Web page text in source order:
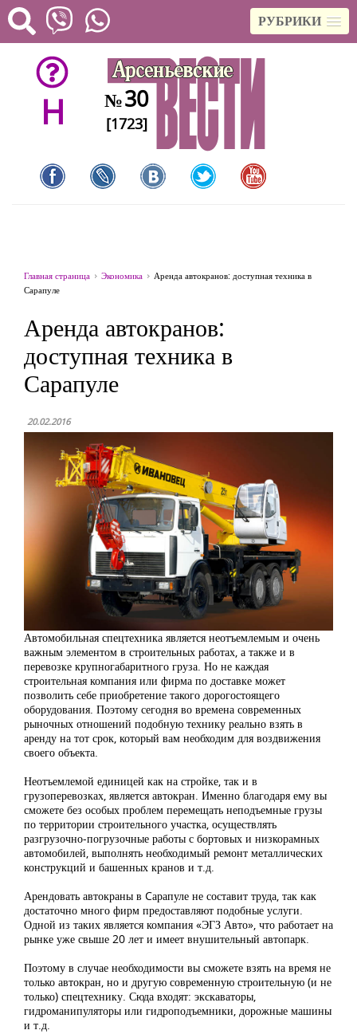
РУБРИКИ
H №30
[1723]
Главная страница Экономика
Аренда автокранов: доступная техника в
Сарапуле
Аренда автокранов:
доступная техника в
Сарапуле
20.02.2016
Автомобильная спецтехника является неотъемлемым и очень
важным элементом в строительных работах, а также и в
перевозке крупногабаритного груза. Но не каждая
строительная компания или фирма по доставке может
позволить себе приобретение такого дорогостоящего
оборудования. Поэтому сегодня во времена современных
рыночных отношений подобную технику реально взять в
аренду на тот срок, который вам необходим для воздвижения
своего объекта.
Неотъемлемой единицей как на стройке, так и в
грузоперевозках, является автокран. Именно благодаря ему вы
сможете без особых проблем перемещать неподъемные грузы
по территории строительного участка, осуществлять
разгрузочно-погрузочные работы с бортовых и низкорамных
автомобилей, выполнять необходимый ремонт металлических
конструкций и башенных кранов и т.д.
Арендовать автокраны в Cарапуле не составит труда, так как
достаточно много фирм предоставляют подобные услуги.
Одной из таких является компания «ЭГЗ Авто», что работает на
рынке уже свыше 20 лет и имеет внушительный автопарк.
Поэтому в случае необходимости вы сможете взять на время не
только автокран, но и другую современную строительную (и не
только) спецтехнику. Сюда входят: экскаваторы,
гидроманипуляторы или гидроподъемники, дорожные машины
и т.д.